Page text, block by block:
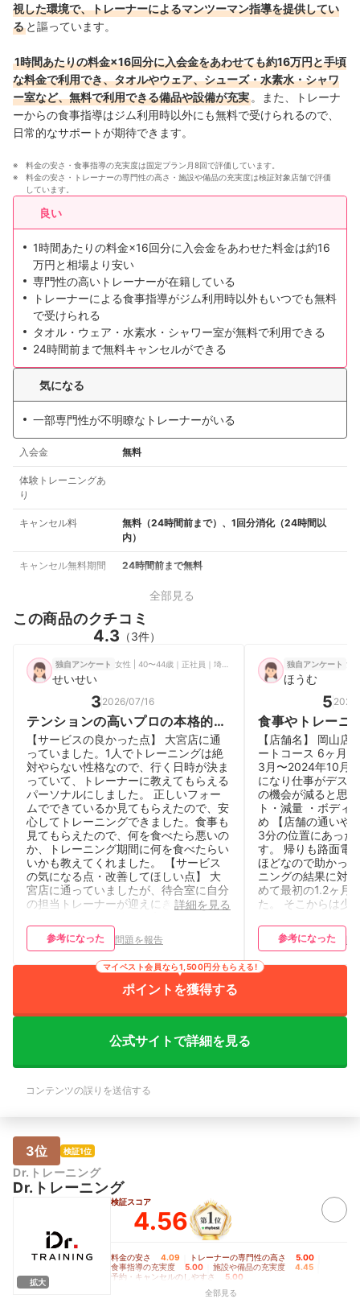
視した環境で、トレーナーによるマンツーマン指導を提供してい
る と謳っています。
1時間あたりの料金×16回分に入会金をあわせても約16万円と手頃
な料金で利用でき、タオルやウェア、シューズ・水素水・シャワ
ー室など、無料で利用できる備品や設備が充実 。また、トレーナ
ーからの食事指導はジム利用時以外にも無料で受けられるので、
日常的なサポートが期待できます。
料金の安さ・食事指導の充実度は固定プラン月8回で評価しています。
料金の安さ・トレーナーの専門性の高さ・施設や備品の充実度は検証対象店舗で評価
しています。
良い
1時間あたりの料金×16回分に入会金をあわせた料金は約16
万円と相場より安い
専門性の高いトレーナーが在籍している
トレーナーによる食事指導がジム利用時以外もいつでも無料
で受けられる
タオル・ウェア・水素水・シャワー室が無料で利用できる
24時間前まで無料キャンセルができる
気になる
一部専門性が不明瞭なトレーナーがいる
入会金 無料
体験トレーニングあ
り
キャンセル料
無料（24時間前まで）、1回分消化（24時間以
内）
キャンセル無料期間 24時間前まで無料
全部見る
この商品のクチコミ
4.3 （3件）
独自アンケート
せいせい
3 2026/07/16
テンションの高いプロの本格的な
指導を受けられる。
【サービスの良かった点】 大宮店に通
っていました。1人でトレーニングは絶
対やらない性格なので、行く日時が決ま
っていて、トレーナーに教えてもらえる
パーソナルにしました。 正しいフォー
ムでできているか見てもらえたので、安
心してトレーニングできました。食事も
見てもらえたので、何を食べたら悪いの
か、トレーニング期間に何を食べたらい
いかも教えてくれました。 【サービス
の気になる点・改善してほしい点】 大
宮店に通っていましたが、待合室に自分
の担当トレーナーが迎えにきてくれるの
いる時間が気まずかった。 そして時間
になるとテンションの高いトレーナーが
次々に現れ、お客さんをトレーニング部
屋に連れて行くのが、なんかちょっと嫌
だった。 トレーナーのテンションが高
いので、元気な事はいい事なのですが、
ちょっと元気すぎてついていけない時も
詳細を見る
参考になった 問題を報告
独自アンケート 女
ほうむ
5
食事やトレーニ
分専用にカスタ
★初心者にも優
ム
【店舗名】 岡山店
ートコース 6ヶ月
3月〜2024年10月
になり仕事がデス
の機会が減ると思
ト・減量 ・ボディ
め 【店舗の通いや
3分の位置にあった
す。 帰りも路面電
ほどなので助かっ
ニングの結果に対
めて最初の1.2ヶ月
た。 そこからは少
らいには見た目も
導の満足度】 トレ
は1~10まで丁寧に
く不安なくやれて
ださったりしたの
ウンセリングに行
でできますし、ま
れておく、とかも
参考になった
ポイントを獲得する
マイベスト会員なら1,500円分もらえる!
公式サイトで詳細を見る
コンテンツの誤りを送信する
3位 検証1位
Dr.トレーニング
Dr.トレーニング
拡大
検証スコア
4.56
料金の安さ 4.09 トレーナーの専門性の高さ 5.00
食事指導の充実度 5.00 施設や備品の充実度 4.45
予約・キャンセルのしやすさ
5.00
全部見る